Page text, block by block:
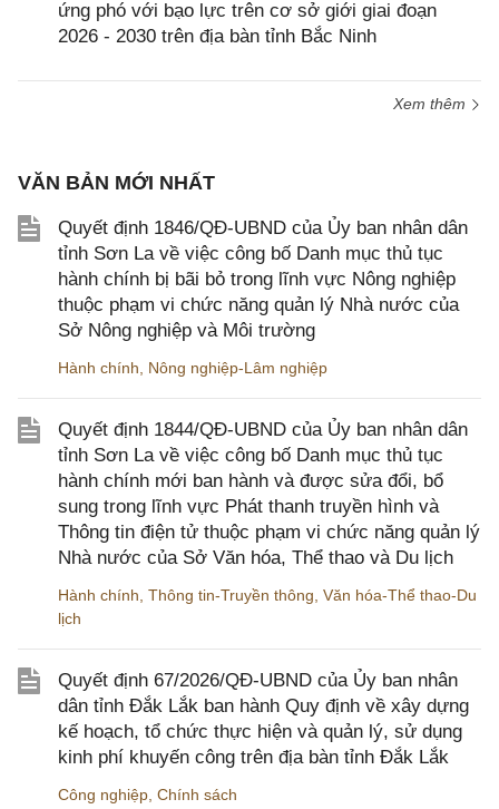
ứng phó với bạo lực trên cơ sở giới giai đoạn
2026 - 2030 trên địa bàn tỉnh Bắc Ninh
Xem thêm
VĂN BẢN MỚI NHẤT
Quyết định 1846/QĐ-UBND của Ủy ban nhân dân
tỉnh Sơn La về việc công bố Danh mục thủ tục
hành chính bị bãi bỏ trong lĩnh vực Nông nghiệp
thuộc phạm vi chức năng quản lý Nhà nước của
Sở Nông nghiệp và Môi trường
Hành chính Nông nghiệp-Lâm nghiệp
Quyết định 1844/QĐ-UBND của Ủy ban nhân dân
tỉnh Sơn La về việc công bố Danh mục thủ tục
hành chính mới ban hành và được sửa đổi, bổ
sung trong lĩnh vực Phát thanh truyền hình và
Thông tin điện tử thuộc phạm vi chức năng quản lý
Nhà nước của Sở Văn hóa, Thể thao và Du lịch
Hành chính Thông tin-Truyền thông Văn hóa-Thể thao-Du
lịch
Quyết định 67/2026/QĐ-UBND của Ủy ban nhân
dân tỉnh Đắk Lắk ban hành Quy định về xây dựng
kế hoạch, tổ chức thực hiện và quản lý, sử dụng
kinh phí khuyến công trên địa bàn tỉnh Đắk Lắk
Công nghiệp Chính sách